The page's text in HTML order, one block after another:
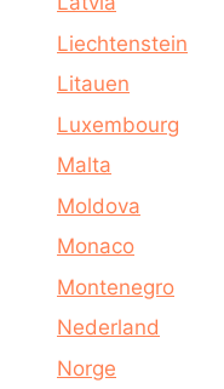
Liechtenstein
Litauen
Luxembourg
Malta
Moldova
Monaco
Montenegro
Nederland
Norge